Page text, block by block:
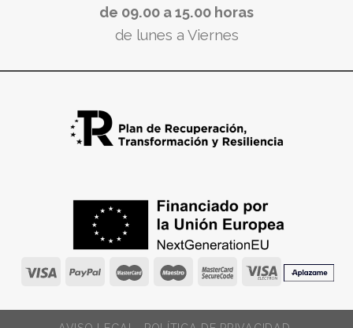
de 09.00 a 15.00 horas
de lunes a Viernes